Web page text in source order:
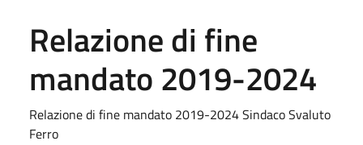
Relazione di fine
mandato 2019-2024
Relazione di fine mandato 2019-2024 Sindaco Svaluto
Ferro